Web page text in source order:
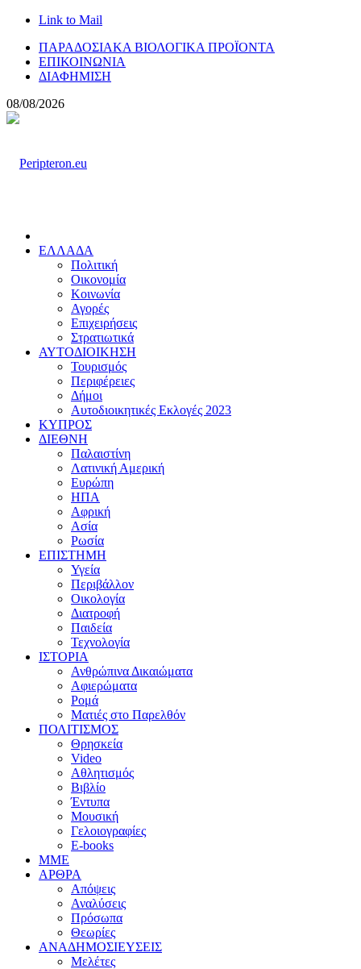
Link to Mail
ΠΑΡΑΔΟΣΙΑΚΑ ΒΙΟΛΟΓΙΚΑ ΠΡΟΪΟΝΤΑ
ΕΠΙΚΟΙΝΩΝΙΑ
ΔΙΑΦΗΜΙΣΗ
08/08/2026
ΕΛΛΑΔΑ
Πολιτική
Οικονομία
Κοινωνία
Αγορές
Επιχειρήσεις
Στρατιωτικά
ΑΥΤΟΔΙΟΙΚΗΣΗ
Τουρισμός
Περιφέρειες
Δήμοι
Αυτοδιοικητικές Εκλογές 2023
ΚΥΠΡΟΣ
ΔΙΕΘΝΗ
Παλαιστίνη
Λατινική Αμερική
Ευρώπη
ΗΠΑ
Αφρική
Ασία
Ρωσία
ΕΠΙΣΤΗΜΗ
Υγεία
Περιβάλλον
Οικολογία
Διατροφή
Παιδεία
Τεχνολογία
ΙΣΤΟΡΙΑ
Ανθρώπινα Δικαιώματα
Αφιερώματα
Ρομά
Ματιές στο Παρελθόν
ΠΟΛΙΤΙΣΜΟΣ
Θρησκεία
Video
Αθλητισμός
Βιβλίο
Έντυπα
Μουσική
Γελοιογραφίες
E-books
MME
ΑΡΘΡΑ
Απόψεις
Αναλύσεις
Πρόσωπα
Θεωρίες
ΑΝΑΔΗΜΟΣΙΕΥΣΕΙΣ
Μελέτες